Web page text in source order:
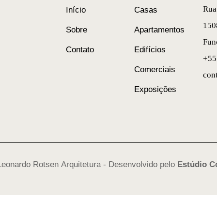
Início
Sobre
Contato
Casas
Apartamentos
Edifícios
Comerciais
Exposições
Rotsen Arquitetura - Desenvolvido pelo Estúdio